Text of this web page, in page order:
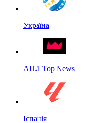
Україна
АПЛ Top News
Іспанія